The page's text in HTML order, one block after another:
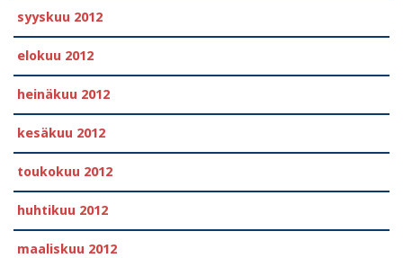
syyskuu 2012
elokuu 2012
heinäkuu 2012
kesäkuu 2012
toukokuu 2012
huhtikuu 2012
maaliskuu 2012